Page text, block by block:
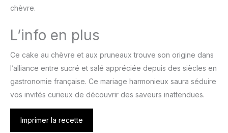
chèvre.
L’info en plus
Ce cake au chèvre et aux pruneaux trouve son origine dans
l’alliance entre sucré et salé appréciée depuis des siècles en
gastronomie française. Ce mariage harmonieux saura séduire
vos invités curieux de découvrir des saveurs inattendues.
Imprimer la recette